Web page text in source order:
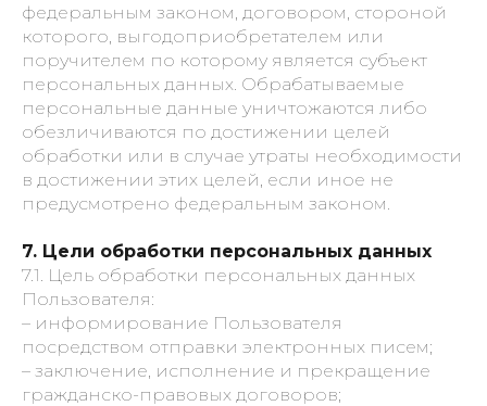
федеральным законом, договором, стороной
которого, выгодоприобретателем или
поручителем по которому является субъект
персональных данных. Обрабатываемые
персональные данные уничтожаются либо
обезличиваются по достижении целей
обработки или в случае утраты необходимости
в достижении этих целей, если иное не
предусмотрено федеральным законом.
7. Цели обработки персональных данных
7.1. Цель обработки персональных данных
Пользователя:
– информирование Пользователя
посредством отправки электронных писем;
– заключение, исполнение и прекращение
гражданско-правовых договоров;